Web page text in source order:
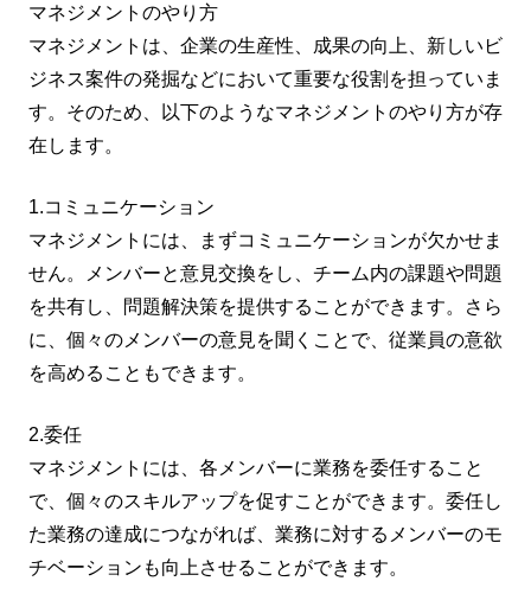
マネジメントのやり方
マネジメントは、企業の生産性、成果の向上、新しいビ
ジネス案件の発掘などにおいて重要な役割を担っていま
す。そのため、以下のようなマネジメントのやり方が存
在します。
1.コミュニケーション
マネジメントには、まずコミュニケーションが欠かせま
せん。メンバーと意見交換をし、チーム内の課題や問題
を共有し、問題解決策を提供することができます。さら
に、個々のメンバーの意見を聞くことで、従業員の意欲
を高めることもできます。
2.委任
マネジメントには、各メンバーに業務を委任すること
で、個々のスキルアップを促すことができます。委任し
た業務の達成につながれば、業務に対するメンバーのモ
チベーションも向上させることができます。